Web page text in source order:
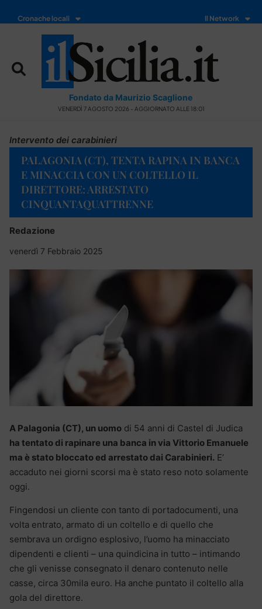
Cronache locali Il Network
Fondato da Maurizio Scaglione
VENERDÌ 7 AGOSTO 2026 - AGGIORNATO ALLE 18:01
Intervento dei carabinieri
PALAGONIA (CT), TENTA RAPINA IN BANCA
E MINACCIA CON UN COLTELLO IL
DIRETTORE: ARRESTATO
CINQUANTAQUATTRENNE
Redazione
venerdì 7 Febbraio 2025
A Palagonia (CT), un uomo di 54 anni di Castel di Judica
ha tentato di rapinare una banca in via Vittorio Emanuele
ma è stato bloccato ed arrestato dai Carabinieri. E’
accaduto nei giorni scorsi ma è stato reso noto solamente
oggi.
Fingendosi un cliente con tanto di portadocumenti, una
volta entrato, armato di un coltello e di quello che
sembrava un ordigno esplosivo, l’uomo ha minacciato
dipendenti e clienti – una quindicina in tutto – intimando
che gli venisse consegnato il denaro contenuto nelle
casse, circa 30mila euro. Ha anche puntato il coltello alla
gola del direttore.